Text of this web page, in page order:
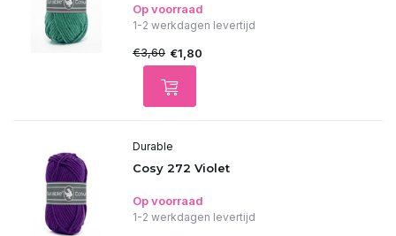
Op voorraad
1-2 werkdagen levertijd
€3,60 €1,80
Durable
Cosy 272 Violet
Op voorraad
1-2 werkdagen levertijd